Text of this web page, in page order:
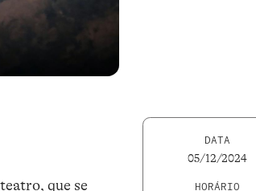
que se
DATA
05/12/2024
HORÁRIO